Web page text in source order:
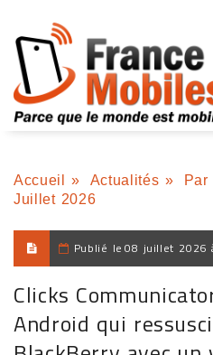
Accueil » Actualités » Par
Juillet 2026
Publié le 08 juillet 2026
Clicks
Android qui